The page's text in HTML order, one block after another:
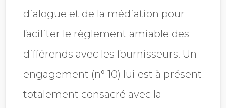
dialogue et de la médiation pour
faciliter le règlement amiable des
différends avec les fournisseurs. Un
engagement (n° 10) lui est à présent
totalement consacré avec la